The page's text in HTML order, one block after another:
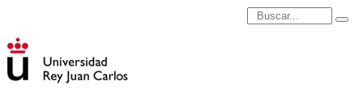
Introduce términos de